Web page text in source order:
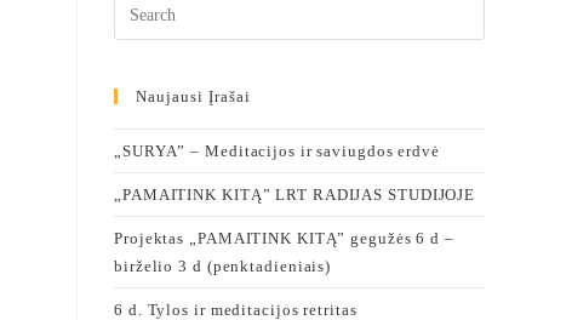
Naujausi Įrašai
„SURYA” – Meditacijos ir saviugdos erdvė
„PAMAITINK KITĄ” LRT RADIJAS STUDIJOJE
Projektas „PAMAITINK KITĄ” gegužės 6 d –
birželio 3 d (penktadieniais)
6 d. Tylos ir meditacijos retritas